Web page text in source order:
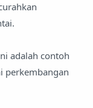
adalah contoh
perkembangan